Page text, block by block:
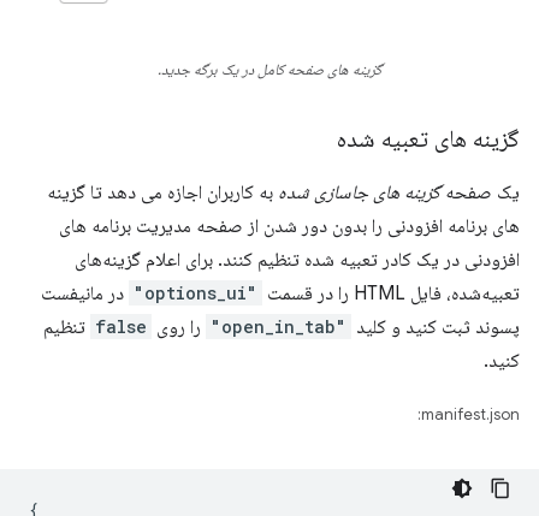
گزینه های صفحه کامل در یک برگه جدید.
گزینه های تعبیه شده
یک صفحهگزینه های جاسازی شده به کاربران اجازه می دهد تا گزینه
های برنامه افزودنی را بدون دور شدن از صفحه مدیریت برنامه های
افزودنی در یک کادر تعبیه شده تنظیم کنند. برای اعلام گزینه‌های
تعبیه‌شده، فایل HTML را در قسمت
"options_ui"
در مانیفست
پسوند ثبت کنید و کلید
"open_in_tab" را روی false تنظیم
کنید.
manifest.json:
{